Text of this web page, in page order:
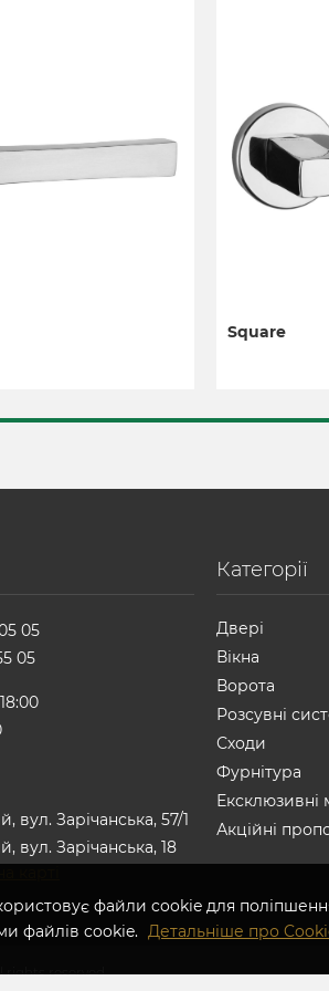
Square
05
05
вул. Зарічанська, 57/1
вул. Зарічанська, 18
Категорії
Двері
Вікна
Ворота
Розсувні
Сходи
Фурнітура
Ексклюзивні
Акційні
rights reserved.
файли cookie для
файлів cookie. Детальніше про